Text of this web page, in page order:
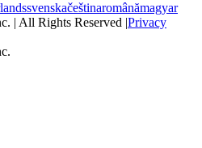
svenskačeštinaromânămagyar
| All Rights Reserved |Privacy